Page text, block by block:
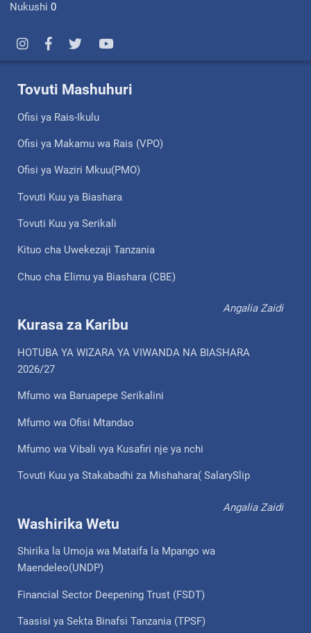
Nukushi0
Tovuti Mashuhuri
Ofisi ya Rais-Ikulu
Ofisi ya Makamu wa Rais (VPO)
Ofisi ya Waziri Mkuu(PMO)
Tovuti Kuu ya Biashara
Tovuti Kuu ya Serikali
Kituo cha Uwekezaji Tanzania
Chuo cha Elimu ya Biashara (CBE)
Angalia Zaidi
Kurasa za Karibu
HOTUBA YA WIZARA YA VIWANDA NA BIASHARA
2026/27
Mfumo wa Baruapepe Serikalini
Mfumo wa Ofisi Mtandao
Mfumo wa Vibali vya Kusafiri nje ya nchi
Tovuti Kuu ya Stakabadhi za Mishahara( SalarySlip
Angalia Zaidi
Washirika Wetu
Shirika la Umoja wa Mataifa la Mpango wa
Maendeleo(UNDP)
Financial Sector Deepening Trust (FSDT)
Taasisi ya Sekta Binafsi Tanzania (TPSF)